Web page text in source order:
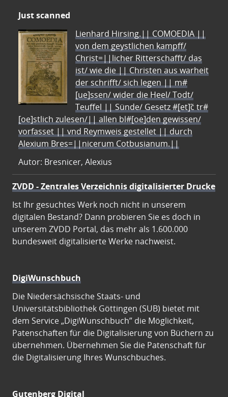
Just scanned
Lienhard Hirsing.|| COMOEDIA ||
von dem geystlichen kampff/
Christ=||licher Ritterschafft/ das
ist/ wie die || Christen aus warheit
der schrifft/ sich legen || m#
[ue]ssen/ wider die Heel/ Todt/
Teuffel || Sünde/ Gesetz #[et]c̃ tr#
[oe]stlich zulesen/|| allen bl#[oe]den gewissen/
vorfasset || vnd Reymweis gestellet || durch
Alexium Bres=||nicerum Cotbusianum.||
Autor: Bresnicer, Alexius
ZVDD - Zentrales Verzeichnis digitalisierter Drucke
Ist Ihr gesuchtes Werk noch nicht in unserem
digitalen Bestand? Dann probieren Sie es doch in
unserem ZVDD Portal, das mehr als 1.600.000
bundesweit digitalisierte Werke nachweist.
DigiWunschbuch
Die Niedersächsische Staats- und
Universitätsbibliothek Göttingen (SUB) bietet mit
dem Service „DigiWunschbuch” die Möglichkeit,
Patenschaften für die Digitalisierung von Büchern zu
übernehmen. Übernehmen Sie die Patenschaft für
die Digitalisierung Ihres Wunschbuches.
Gutenberg Digital